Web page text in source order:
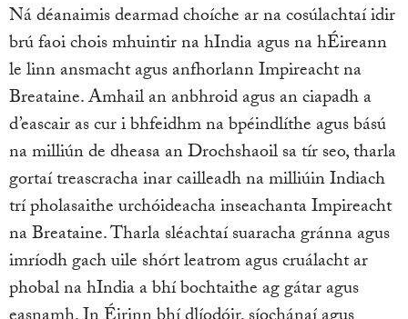
Ná déanaimis dearmad choíche ar na cosúlachtaí idir
brú faoi chois mhuintir na hIndia agus na hÉireann
le linn ansmacht agus anfhorlann Impireacht na
Breataine. Amhail an anbhroid agus an ciapadh a
d’eascair as cur i bhfeidhm na bpéindlíthe agus bású
na milliún de dheasa an Drochshaoil sa tír seo, tharla
gortaí treascracha inar cailleadh na milliúin Indiach
trí pholasaithe urchóideacha inseachanta Impireacht
na Breataine. Tharla sléachtaí suaracha gránna agus
imríodh gach uile shórt leatrom agus cruálacht ar
phobal na hIndia a bhí bochtaithe ag gátar agus